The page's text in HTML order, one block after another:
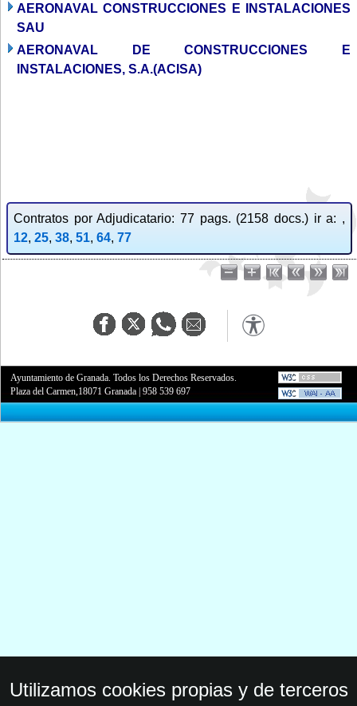
AERONAVAL CONSTRUCCIONES E INSTALACIONES
SAU
AERONAVAL DE CONSTRUCCIONES E
INSTALACIONES, S.A.(ACISA)
Contratos por Adjudicatario: 77 pags. (2158 docs.) ir a: ,
12, 25, 38, 51, 64, 77
Ayuntamiento de Granada. Todos los Derechos Reservados.
Plaza del Carmen,18071 Granada |958 539 697
Utilizamos cookies propias y de terceros